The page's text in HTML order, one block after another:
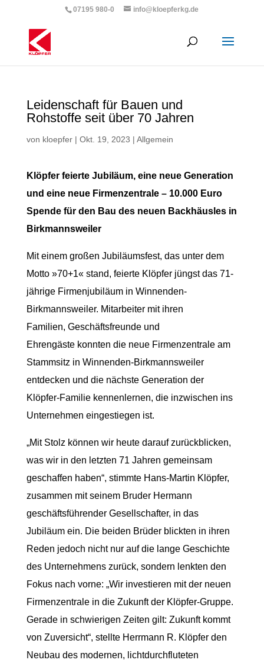
07195 980-0 info@kloepferkg.de
Leidenschaft für Bauen und
Rohstoffe seit über 70 Jahren
von kloepfer| Okt. 19, 2023 | Allgemein
Klöpfer feierte Jubiläum, eine neue Generation
und eine neue Firmenzentrale – 10.000 Euro
Spende für den Bau des neuen Backhäusles in
Birkmannsweiler
Mit einem großen Jubiläumsfest, das unter dem
Motto »70+1« stand, feierte Klöpfer jüngst das 71-
jährige Firmenjubiläum in Winnenden-
Birkmannsweiler. Mitarbeiter mit ihren
Familien, Geschäftsfreunde und
Ehrengäste konnten die neue Firmenzentrale am
Stammsitz in Winnenden-Birkmannsweiler
entdecken und die nächste Generation der
Klöpfer-Familie kennenlernen, die inzwischen ins
Unternehmen eingestiegen ist.
„Mit Stolz können wir heute darauf zurückblicken,
was wir in den letzten 71 Jahren gemeinsam
geschaffen haben“, stimmte Hans-Martin Klöpfer,
zusammen mit seinem Bruder Hermann
geschäftsführender Gesellschafter, in das
Jubiläum ein. Die beiden Brüder blickten in ihren
Reden jedoch nicht nur auf die lange Geschichte
des Unternehmens zurück, sondern lenkten den
Fokus nach vorne: „Wir investieren mit der neuen
Firmenzentrale in die Zukunft der Klöpfer-Gruppe.
Gerade in schwierigen Zeiten gilt: Zukunft kommt
von Zuversicht“, stellte Herrmann R. Klöpfer den
Neubau des modernen, lichtdurchfluteten